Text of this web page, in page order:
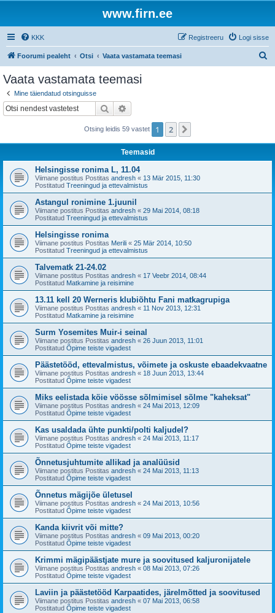
www.firn.ee
KKK Logi sisse
Registreeru
Foorumi pealeht Otsi Vaata vastamata teemasi
Vaata vastamata teemasi
Mine täiendatud otsinguisse
Otsi
Otsing leidis 59 vastet 1 2
Teemasid
Helsingisse ronima L, 11.04
Viimane postitus Postitas andresh « 13 Mär 2015, 11:30
Postitatud Treeningud ja ettevalmistus
Astangul ronimine 1.juunil
Viimane postitus Postitas andresh « 29 Mai 2014, 08:18
Postitatud Treeningud ja ettevalmistus
Helsingisse ronima
Viimane postitus Postitas Merili « 25 Mär 2014, 10:50
Postitatud Treeningud ja ettevalmistus
Talvematk 21-24.02
Viimane postitus Postitas andresh « 17 Veebr 2014, 08:44
Postitatud Matkamine ja reisimine
13.11 kell 20 Werneris klubiõhtu Fani matkagrupiga
Viimane postitus Postitas andresh « 11 Nov 2013, 12:31
Postitatud Matkamine ja reisimine
Surm Yosemites Muir-i seinal
Viimane postitus Postitas andresh « 26 Juun 2013, 11:01
Postitatud Õpime teiste vigadest
Päästetööd, ettevalmistus, võimete ja oskuste ebaadekvaatne
Viimane postitus Postitas andresh « 18 Juun 2013, 13:44
Postitatud Õpime teiste vigadest
Miks eelistada köie vöösse sõlmimisel sõlme "kaheksat"
Viimane postitus Postitas andresh « 24 Mai 2013, 12:09
Postitatud Õpime teiste vigadest
Kas usaldada ühte punkti/polti kaljudel?
Viimane postitus Postitas andresh « 24 Mai 2013, 11:17
Postitatud Õpime teiste vigadest
Õnnetusjuhtumite allikad ja analüüsid
Viimane postitus Postitas andresh « 24 Mai 2013, 11:13
Postitatud Õpime teiste vigadest
Õnnetus mägijõe ületusel
Viimane postitus Postitas andresh « 24 Mai 2013, 10:56
Postitatud Õpime teiste vigadest
Kanda kiivrit või mitte?
Viimane postitus Postitas andresh « 09 Mai 2013, 00:20
Postitatud Õpime teiste vigadest
Krimmi mägipäästjate mure ja soovitused kaljuronijatele
Viimane postitus Postitas andresh « 08 Mai 2013, 07:26
Postitatud Õpime teiste vigadest
Laviin ja päästetööd Karpaatides, järelmõtted ja soovitused
Viimane postitus Postitas andresh « 07 Mai 2013, 06:58
Postitatud Õpime teiste vigadest